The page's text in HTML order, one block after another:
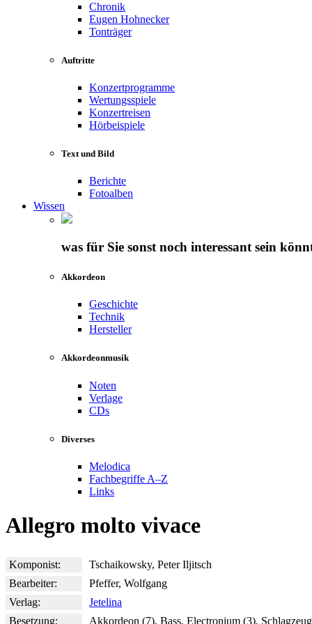
Chronik
Eugen Hohnecker
Tonträger
Auftritte
Konzertprogramme
Wertungsspiele
Konzertreisen
Hörbeispiele
Text und Bild
Berichte
Fotoalben
Wissen
was für Sie sonst noch interessant sein
Akkordeon
Geschichte
Technik
Hersteller
Akkordeonmusik
Noten
Verlage
CDs
Diverses
Melodica
Fachbegriffe A–Z
Links
Allegro molto vivace
Komponist:
Tschaikowsky, Peter Iljitsch
Bearbeiter:
Pfeffer, Wolfgang
Verlag:
Jetelina
Besetzung:
Akkordeon (7), Bass, Electronium (3),